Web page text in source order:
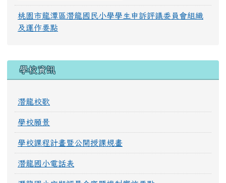
桃園市龍潭區潛龍國民小學學生申訴評議委員會組織
及運作要點
學校資訊
潛龍校歌
學校願景
學校課程計畫暨公開授課規畫
潛龍國小電話表